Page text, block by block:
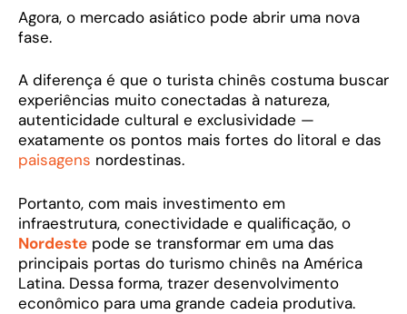
Agora, o mercado asiático pode abrir uma nova
fase.
A diferença é que o turista chinês costuma buscar
experiências muito conectadas à natureza,
autenticidade cultural e exclusividade —
exatamente os pontos mais fortes do litoral e das
paisagens nordestinas.
Portanto, com mais investimento em
infraestrutura, conectividade e qualificação, o
Nordeste pode se transformar em uma das
principais portas do turismo chinês na América
Latina. Dessa forma, trazer desenvolvimento
econômico para uma grande cadeia produtiva.